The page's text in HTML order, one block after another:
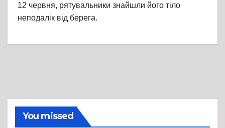
12 червня, рятувальники знайшли його тіло
неподалік від берега.
You missed